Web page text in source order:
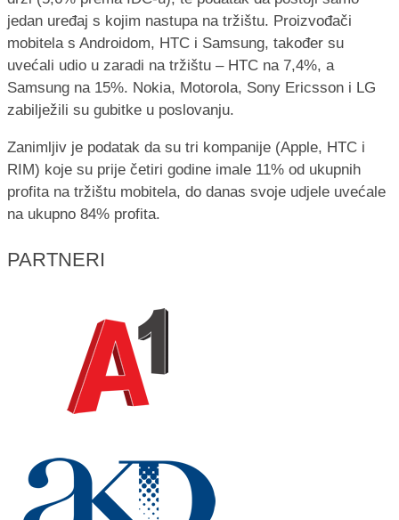
jedan uređaj s kojim nastupa na tržištu. Proizvođači
mobitela s Androidom, HTC i Samsung, također su
uvećali udio u zaradi na tržištu – HTC na 7,4%, a
Samsung na 15%. Nokia, Motorola, Sony Ericsson i LG
zabilježili su gubitke u poslovanju.
Zanimljiv je podatak da su tri kompanije (Apple, HTC i
RIM) koje su prije četiri godine imale 11% od ukupnih
profita na tržištu mobitela, do danas svoje udjele uvećale
na ukupno 84% profita.
PARTNERI